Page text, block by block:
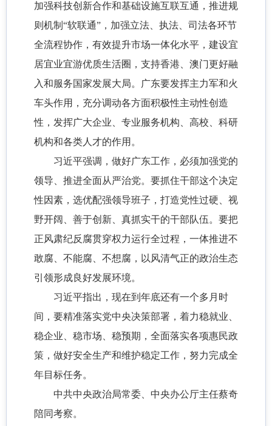
加强科技创新合作和基础设施互联互通，推进规
则机制“软联通”，加强立法、执法、司法各环节
全流程协作，有效提升市场一体化水平，建设宜
居宜业宜游优质生活圈，支持香港、澳门更好融
入和服务国家发展大局。广东要发挥主力军和火
车头作用，充分调动各方面积极性主动性创造
性，发挥广大企业、专业服务机构、高校、科研
机构和各类人才的作用。
习近平强调，做好广东工作，必须加强党的
领导、推进全面从严治党。要抓住干部这个决定
性因素，选优配强领导班子，打造党性过硬、视
野开阔、善于创新、真抓实干的干部队伍。要把
正风肃纪反腐贯穿权力运行全过程，一体推进不
敢腐、不能腐、不想腐，以风清气正的政治生态
引领形成良好发展环境。
习近平指出，现在到年底还有一个多月时
间，要精准落实党中央决策部署，着力稳就业、
稳企业、稳市场、稳预期，全面落实各项惠民政
策，做好安全生产和维护稳定工作，努力完成全
年目标任务。
中共中央政治局常委、中央办公厅主任蔡奇
陪同考察。